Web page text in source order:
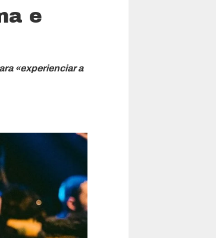
e
«experienciar a